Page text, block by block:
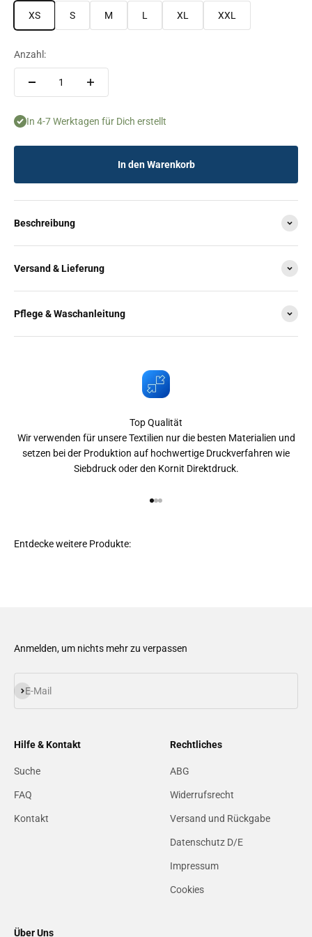
XS S M L XL XXL
Anzahl:
In 4-7 Werktagen für Dich erstellt
In den Warenkorb
Beschreibung
Versand & Lieferung
Pflege & Waschanleitung
Top Qualität
Wir verwenden für unsere Textilien nur die besten Materialien und
setzen bei der Produktion auf hochwertige Druckverfahren wie
Siebdruck oder den Kornit Direktdruck.
Anmelden, um nichts mehr zu verpassen
E-Mail
Abonnieren
Hilfe & Kontakt
Suche
FAQ
Kontakt
Rechtliches
ABG
Widerrufsrecht
Versand und Rückgabe
Datenschutz D/E
Impressum
Cookies
Über Uns